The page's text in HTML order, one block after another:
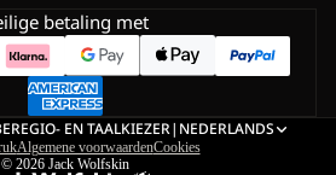
betaling met
REGIO- EN TAALKIEZER| NEDERLANDS
Algemene voorwaardenCookies
© 2026 Jack Wolfskin